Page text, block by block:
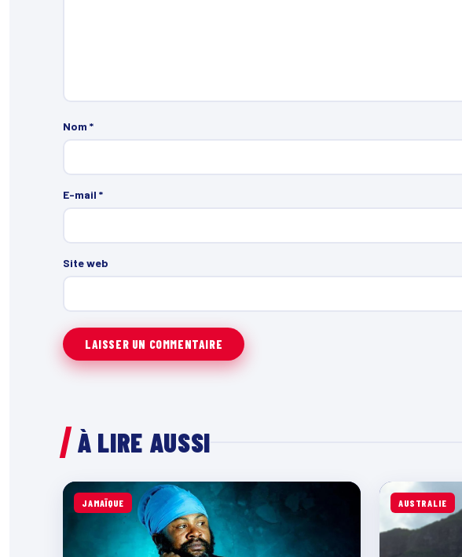
Nom *
E-mail *
Site web
À LIRE AUSSI
JAMAÏQUE AUSTRALIE